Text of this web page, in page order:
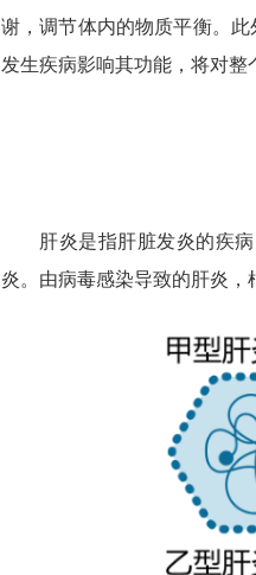
谢，调节体内的物质平衡。
发生疾病影响其功能，将对整
肝炎是指肝脏发炎的疾
炎。由病毒感染导致的肝炎，